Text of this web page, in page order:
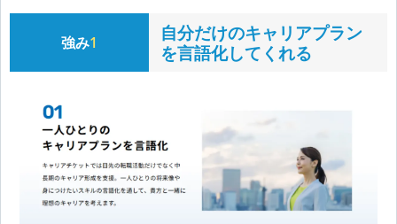
強み1
自分だけのキャリアプラン
を言語化してくれる